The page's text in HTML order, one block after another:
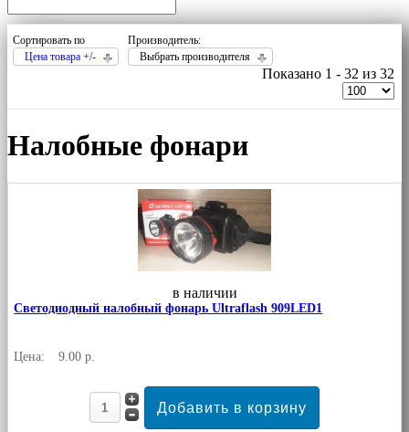
Сортировать по
Цена товара +/-
Производитель:
Выбрать производителя
Показано 1 - 32 из 32
Налобные фонари
в наличии
Светодиодный налобный фонарь Ultraflash 909LED1
Цена: 9.00 р.